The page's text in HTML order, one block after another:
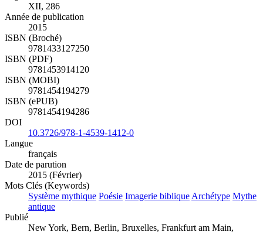
XII, 286
Année de publication
2015
ISBN (Broché)
9781433127250
ISBN (PDF)
9781453914120
ISBN (MOBI)
9781454194279
ISBN (ePUB)
10.3726/978-1-4539-1412-0
Langue
français
Date de parution
2015 (Février)
Mots Clés (Keywords)
Système mythique